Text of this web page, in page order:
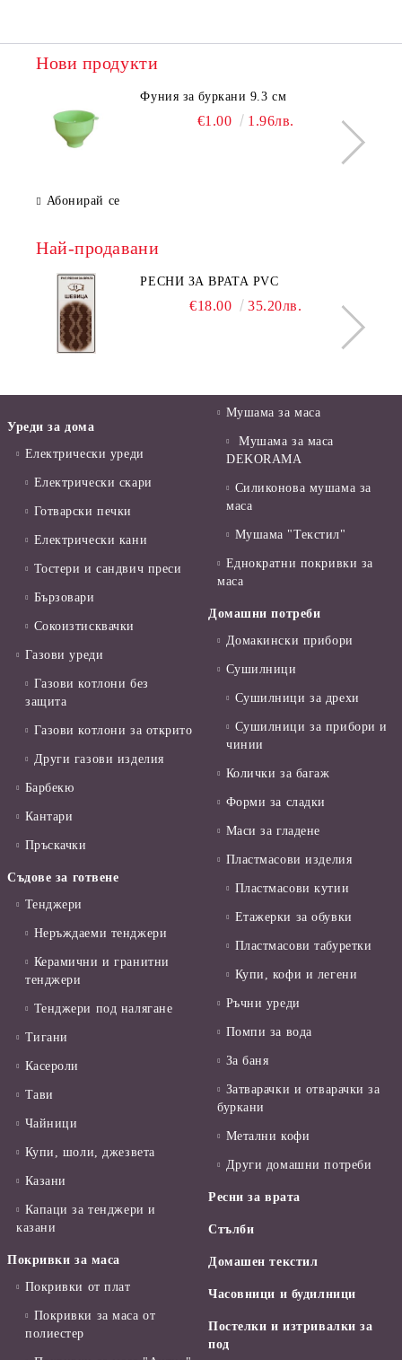
Нови продукти
Фуния за буркани 9.3 см
€1.00 1.96лв.
Абонирай се
Най-продавани
РЕСНИ ЗА ВРАТА PVC
€18.00 35.20лв.
Уреди за дома
Електрически уреди
Електрически скари
Готварски печки
Електрически кани
Тостери и сандвич преси
Бързовари
Сокоизтисквачки
Газови уреди
Газови котлони без
защита
Газови котлони за открито
Други газови изделия
Барбекю
Кантари
Пръскачки
Съдове за готвене
Тенджери
Неръждаеми тенджери
Керамични и гранитни
тенджери
Тенджери под налягане
Тигани
Касероли
Тави
Чайници
Купи, шоли, джезвета
Казани
Капаци за тенджери и
казани
Покривки за маса
Покривки от плат
Покривки за маса от
полиестер
Мушама за маса
Мушама за маса
DEKORAMA
Силиконова мушама за
маса
Мушама "Текстил"
Еднократни покривки за
маса
Домашни потреби
Домакински прибори
Сушилници
Сушилници за дрехи
Сушилници за прибори и
чинии
Колички за багаж
Форми за сладки
Маси за гладене
Пластмасови изделия
Пластмасови кутии
Етажерки за обувки
Пластмасови табуретки
Купи, кофи и легени
Ръчни уреди
Помпи за вода
За баня
Затварачки и отварачки за
буркани
Метални кофи
Други домашни потреби
Ресни за врата
Стълби
Домашен текстил
Часовници и будилници
Постелки и изтривалки за
под